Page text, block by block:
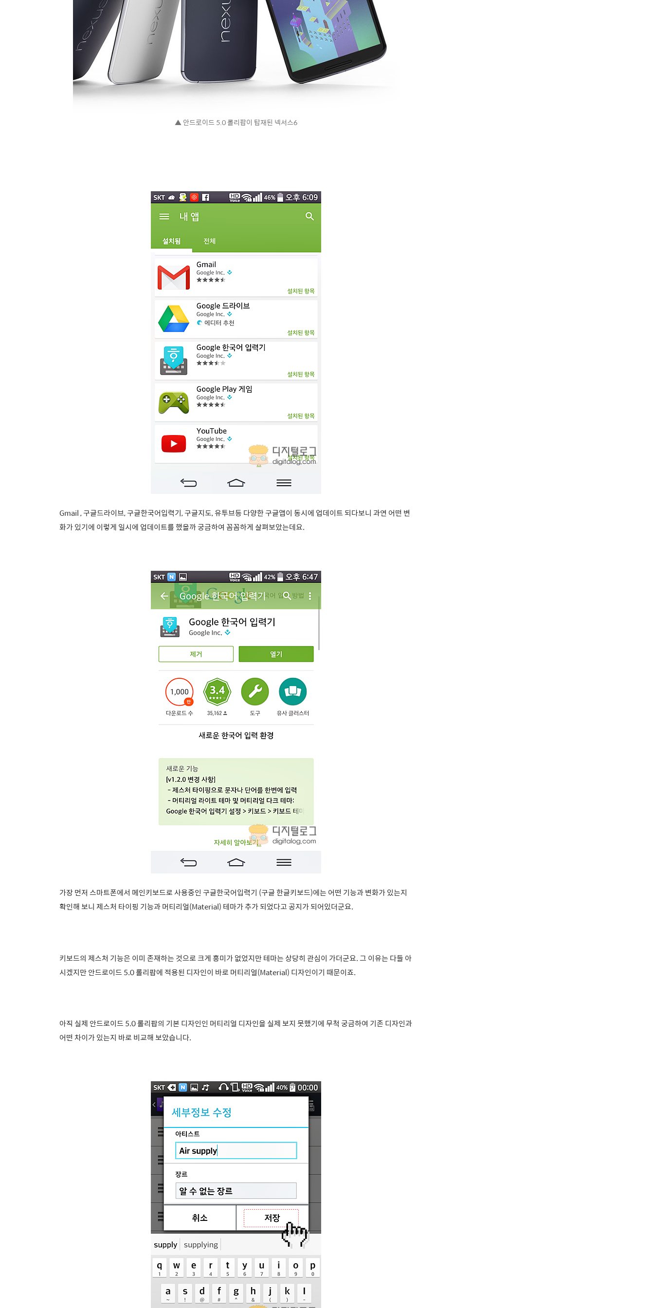
▲ 안드로이드 5.0 롤리팝이 탑재된 넥서스6
Gmail , 구글드라이브, 구글한국어입력기, 구글지도, 유투브등 다양한 구글앱이 동시에 업데이트 되다보니 과연 어떤 변
화가 있기에 이렇게 일시에 업데이트를 했을까 궁금하여 꼼꼼하게 살펴보았는데요.
가장 먼저 스마트폰에서 메인키보드로 사용중인 구글한국어입력기 (구글 한글키보드)에는 어떤 기능과 변화가 있는지
확인해 보니 제스처 타이핑 기능과 머티리얼(Material) 테마가 추가 되었다고 공지가 되어있더군요.
키보드의 제스처 기능은 이미 존재하는 것으로 크게 흥미가 없었지만 테마는 상당히 관심이 가더군요. 그 이유는 다들 아
시겠지만 안드로이드 5.0 롤리팝에 적용된 디자인이 바로 머티리얼(Material) 디자인이기 때문이죠.
아직 실제 안드로이드 5.0 롤리팝의 기본 디자인인 머티리얼 디자인을 실제 보지 못했기에 무척 궁금하여 기존 디자인과
어떤 차이가 있는지 바로 비교해 보았습니다.